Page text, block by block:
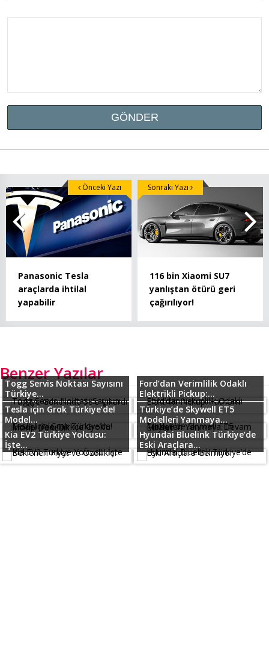
Panasonic Tesla
araçlarda ihtilal
yapabilir
Önceki Yazı
116 bin Xiaomi SU7
yanlıştan ötürü geri
çağırılıyor!
Sonraki Yazı
Benzer Yazılar
Togg Servis Noktası Sayısını
Türkiye...
Ford’dan Verimlilik Odaklı
Elektrikli Pickup:...
Tesla için Grok Türkiye’de!
Model...
Türkiye’de Skywell ET5
Modelleri Yanmaya...
Kia EV2 Türkiye Yolcusu:
İşte...
Hyundai Bluelink Türkiye’de
Eski Araçlara...